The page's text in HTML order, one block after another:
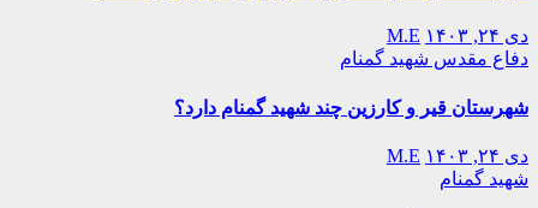
دی ۲۴, ۱۴۰۳
M.E
دفاع مقدس شهید گمنام
شهرستان قیر و کارزین چند شهید گمنام دارد؟
دی ۲۴, ۱۴۰۳
M.E
شهید گمنام